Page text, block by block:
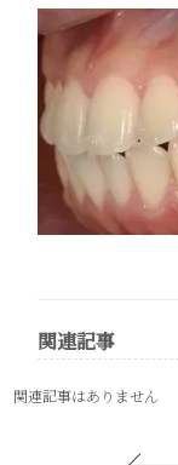
関連記事
関連記事はありません